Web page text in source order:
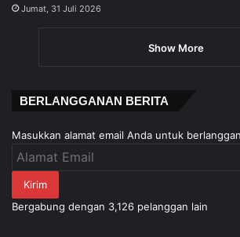
Jumat, 31 Juli 2026
Show More
BERLANGGANAN BERITA
Masukkan alamat email Anda untuk
Alamat
Kirim
Bergabung dengan 3,126 pelanggan lain